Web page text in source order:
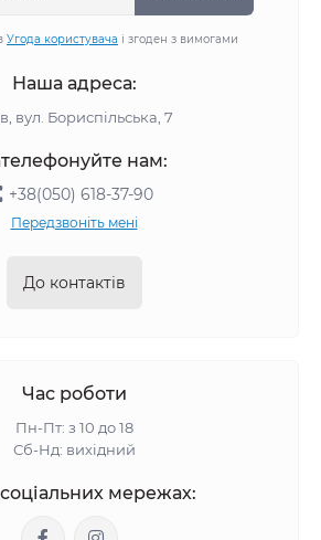
Угода користувача і згоден з вимогами
Наша адреса:
вул. Бориспільська, 7
нам:
+38(050) 618-37-90
Передзвоніть мені
До контактів
Час роботи
Пн-Пт: з 10 до 18
Сб-Нд: вихідний
мережах: